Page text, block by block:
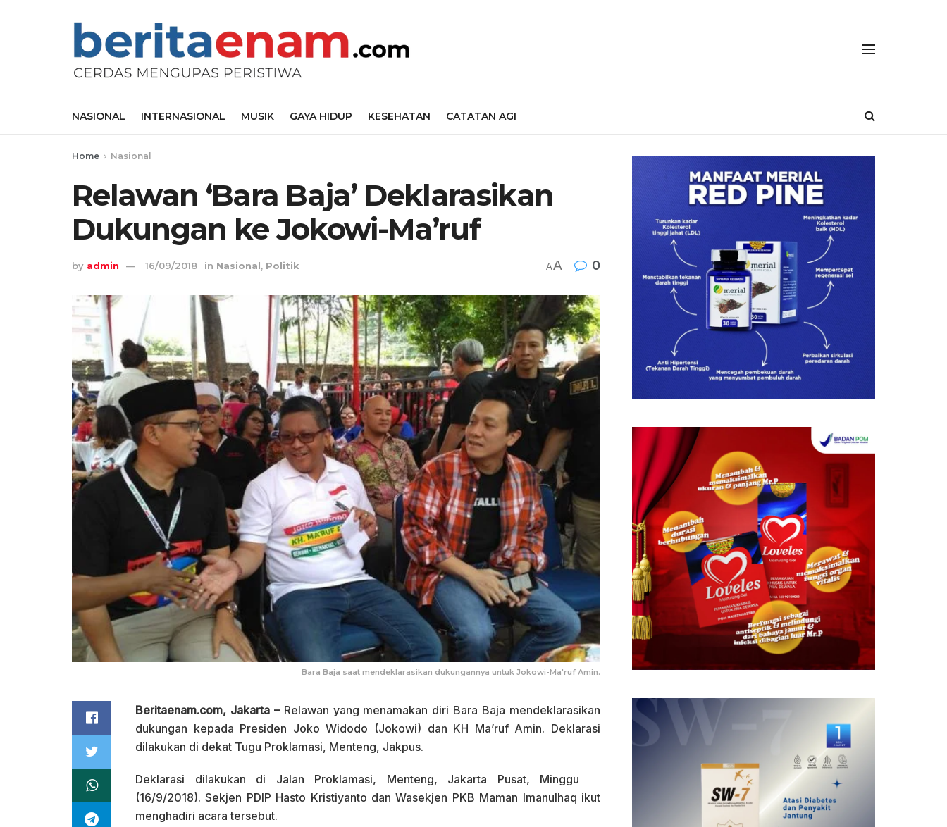
NASIONAL INTERNASIONAL MUSIK GAYA HIDUP KESEHATAN CATATAN AGI
Home Nasional
Relawan ‘Bara Baja’ Deklarasikan
Dukungan ke Jokowi-Ma’ruf
by admin 16/09/2018 in Nasional, Politik AA 0
Bara Baja saat mendeklarasikan dukungannya untuk Jokowi-Ma'ruf Amin.
Beritaenam.com, Jakarta –Relawan yang menamakan diri Bara Baja mendeklarasikan
dukungan kepada Presiden Joko Widodo (Jokowi) dan KH Ma’ruf Amin. Deklarasi
dilakukan di dekat Tugu Proklamasi, Menteng, Jakpus.
Deklarasi dilakukan di Jalan Proklamasi, Menteng, Jakarta Pusat, Minggu
(16/9/2018). Sekjen PDIP Hasto Kristiyanto dan Wasekjen PKB Maman Imanulhaq ikut
menghadiri acara tersebut.